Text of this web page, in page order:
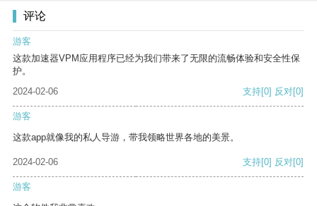
评论
游客
这款加速器VPM应用程序已经为我们带来了无限的流畅体验和安全性保
护。
2024-02-06
支持[0] 反对[0]
游客
这款app就像我的私人导游，带我领略世界各地的美景。
2024-02-06 支持[0] 反对[0]
游客